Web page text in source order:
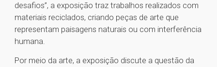
desafios”, a exposição traz trabalhos realizados com
materiais reciclados, criando peças de arte que
representam paisagens naturais ou com interferência
humana.
Por meio da arte, a exposição discute a questão da